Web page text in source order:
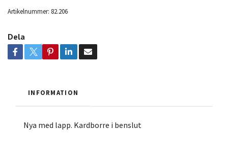
Artikelnummer: 82.206
Dela
INFORMATION
Nya med lapp. Kardborre i benslut